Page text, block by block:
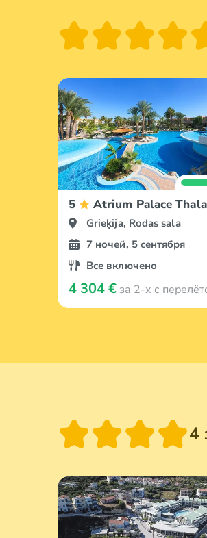
5 Atrium Palace
Grieķija, Rodas sala
7 ночей, 5 сентября
Все включено
4 304 € за 2-х с перелётом
4